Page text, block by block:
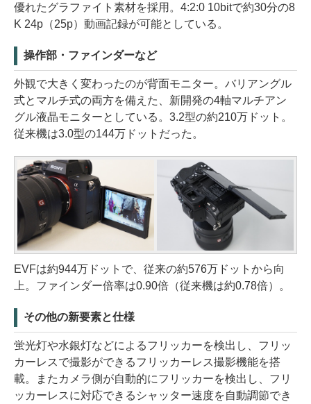
優れたグラファイト素材を採用。4:2:0 10bitで約30分の8
K 24p（25p）動画記録が可能としている。
操作部・ファインダーなど
外観で大きく変わったのが背面モニター。バリアングル
式とマルチ式の両方を備えた、新開発の4軸マルチアン
グル液晶モニターとしている。3.2型の約210万ドット。
従来機は3.0型の144万ドットだった。
EVFは約944万ドットで、従来の約576万ドットから向
上。ファインダー倍率は0.90倍（従来機は約0.78倍）。
その他の新要素と仕様
蛍光灯や水銀灯などによるフリッカーを検出し、フリッ
カーレスで撮影ができるフリッカーレス撮影機能を搭
載。またカメラ側が自動的にフリッカーを検出し、フリ
ッカーレスに対応できるシャッター速度を自動調節でき